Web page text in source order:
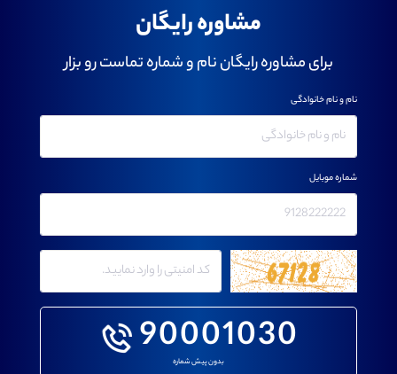
مشاوره رایگان
برای مشاوره رایگان نام و شماره تماست رو بزار
90001030
بدون پیش شماره
نام و نام خانوادگی
شماره موبایل